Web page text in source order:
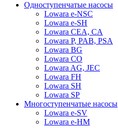
Одноступенчатые насосы
Lowara e-NSC
Lowara e-SH
Lowara CEA, CA
Lowara P, PAB, PSA
Lowara BG
Lowara CO
Lowara AG, JEC
Lowara FH
Lowara SH
Lowara SP
Многоступенчатые насосы
Lowara e-SV
Lowara e-HM